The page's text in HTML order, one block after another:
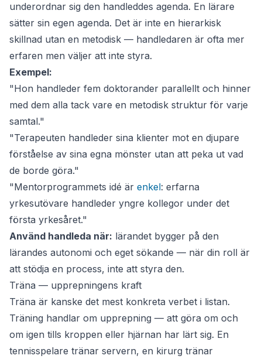
underordnar sig den handleddes agenda. En lärare
sätter sin egen agenda. Det är inte en hierarkisk
skillnad utan en metodisk — handledaren är ofta mer
erfaren men väljer att inte styra.
Exempel:
"Hon handleder fem doktorander parallellt och hinner
med dem alla tack vare en metodisk struktur för varje
samtal."
"Terapeuten handleder sina klienter mot en djupare
förståelse av sina egna mönster utan att peka ut vad
de borde göra."
"Mentorprogrammets idé är enkel: erfarna
yrkesutövare handleder yngre kollegor under det
första yrkesåret."
Använd handleda när: lärandet bygger på den
lärandes autonomi och eget sökande — när din roll är
att stödja en process, inte att styra den.
Träna — upprepningens kraft
Träna är kanske det mest konkreta verbet i listan.
Träning handlar om upprepning — att göra om och
om igen tills kroppen eller hjärnan har lärt sig. En
tennisspelare tränar servern, en kirurg tränar